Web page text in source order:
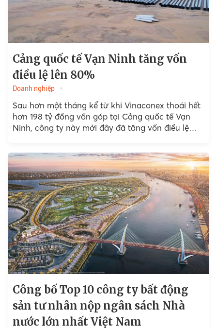
Cảng quốc tế Vạn Ninh tăng vốn
điều lệ lên 80%
Doanh nghiệp
Sau hơn một tháng kể từ khi Vinaconex thoái hết
hơn 198 tỷ đồng vốn góp tại Cảng quốc tế Vạn
Ninh, công ty này mới đây đã tăng vốn điều lệ
Công bố Top 10 công ty bất động
sản tư nhân nộp ngân sách Nhà
nước lớn nhất Việt Nam